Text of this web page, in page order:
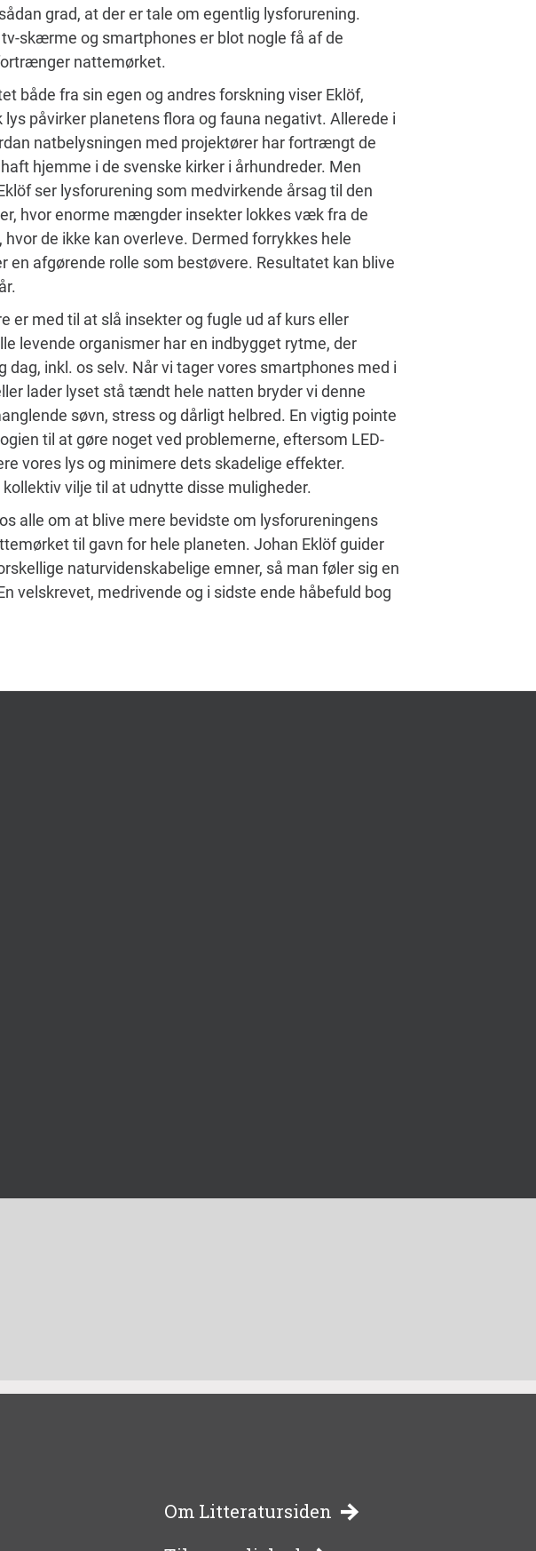
grad, at der er tale om egentlig lysforurening.
skærme og smartphones er blot nogle få af de
nattemørket.
både fra sin egen og andres forskning viser Eklöf,
påvirker planetens flora og fauna negativt. Allerede i
natbelysningen med projektører har fortrængt de
hjemme i de svenske kirker i århundreder. Men
ser lysforurening som medvirkende årsag til den
hvor enorme mængder insekter lokkes væk fra de
de ikke kan overleve. Dermed forrykkes hele
en afgørende rolle som bestøvere. Resultatet kan blive
er med til at slå insekter og fugle ud af kurs eller
levende organismer har en indbygget rytme, der
dag, inkl. os selv. Når vi tager vores smartphones med i
lader lyset stå tændt hele natten bryder vi denne
søvn, stress og dårligt helbred. En vigtig pointe
til at gøre noget ved problemerne, eftersom LED-
vores lys og minimere dets skadelige effekter.
vilje til at udnytte disse muligheder.
alle om at blive mere bevidste om lysforureningens
til gavn for hele planeten. Johan Eklöf guider
naturvidenskabelige emner, så man føler sig en
velskrevet, medrivende og i sidste ende håbefuld bog
-
Om Litteratursiden